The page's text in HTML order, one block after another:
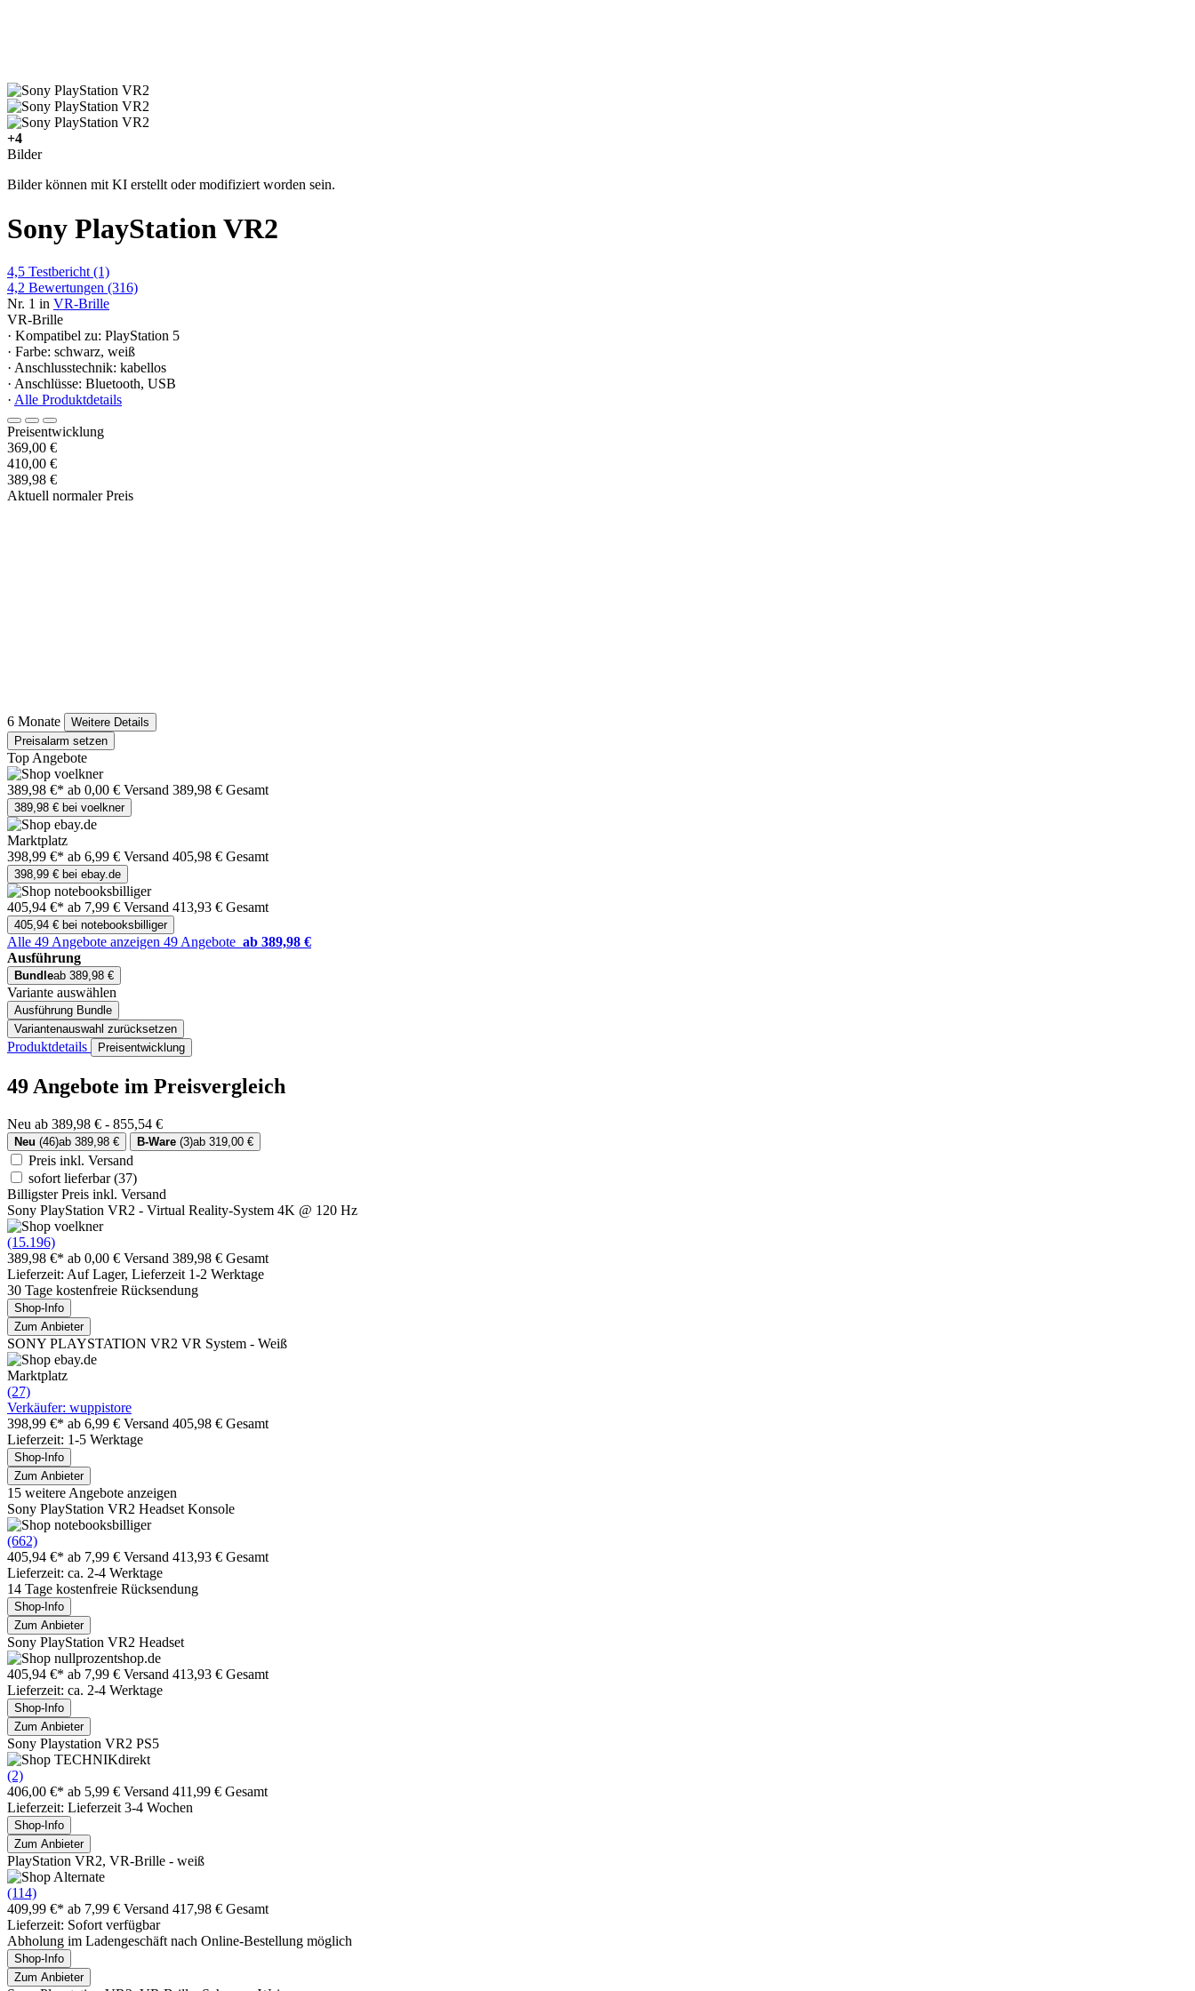
+4
Bilder
Bilder können mit KI erstellt oder modifiziert worden sein.
Sony PlayStation VR2
4,5 Testbericht (1)
4,2 Bewertungen (316)
Nr. 1 in VR-Brille
VR-Brille
· Kompatibel zu: PlayStation 5
· Farbe: schwarz, weiß
· Anschlusstechnik: kabellos
· Anschlüsse: Bluetooth, USB
· Alle Produktdetails
Preisentwicklung
369,00 €
410,00 €
389,98 €
Aktuell normaler Preis
6 Monate
Weitere Details
Preisalarm setzen
Top Angebote
389,98 €* ab 0,00 € Versand 389,98 € Gesamt
389,98 € bei voelkner
Marktplatz
398,99 €* ab 6,99 € Versand 405,98 € Gesamt
398,99 € bei ebay.de
405,94 €* ab 7,99 € Versand 413,93 € Gesamt
405,94 € bei notebooksbilliger
Alle 49 Angebote anzeigen 49 Angebote ab 389,98 €
Ausführung
Bundleab 389,98 €
Variante auswählen
Ausführung Bundle
Variantenauswahl zurücksetzen
Produktdetails Preisentwicklung
49 Angebote im Preisvergleich
Neu ab 389,98 € - 855,54 €
Neu (46)ab 389,98 € B-Ware (3)ab 319,00 €
Preis inkl. Versand
sofort lieferbar(37)
Billigster Preis inkl. Versand
Sony PlayStation VR2 - Virtual Reality-System 4K @ 120 Hz
(15.196)
389,98 €* ab 0,00 € Versand 389,98 € Gesamt
Lieferzeit: Auf Lager, Lieferzeit 1-2 Werktage
30 Tage kostenfreie Rücksendung
Shop-Info
Zum Anbieter
SONY PLAYSTATION VR2 VR System - Weiß
Marktplatz
(27)
Verkäufer: wuppistore
398,99 €* ab 6,99 € Versand 405,98 € Gesamt
Lieferzeit: 1-5 Werktage
Shop-Info
Zum Anbieter
15 weitere Angebote anzeigen
Sony PlayStation VR2 Headset Konsole
(662)
405,94 €* ab 7,99 € Versand 413,93 € Gesamt
Lieferzeit: ca. 2-4 Werktage
14 Tage kostenfreie Rücksendung
Shop-Info
Zum Anbieter
Sony PlayStation VR2 Headset
405,94 €* ab 7,99 € Versand 413,93 € Gesamt
Lieferzeit: ca. 2-4 Werktage
Shop-Info
Zum Anbieter
Sony Playstation VR2 PS5
(2)
406,00 €* ab 5,99 € Versand 411,99 € Gesamt
Lieferzeit: Lieferzeit 3-4 Wochen
Shop-Info
Zum Anbieter
PlayStation VR2, VR-Brille - weiß
(114)
409,99 €* ab 7,99 € Versand 417,98 € Gesamt
Lieferzeit: Sofort verfügbar
Abholung im Ladengeschäft nach Online-Bestellung möglich
Shop-Info
Zum Anbieter